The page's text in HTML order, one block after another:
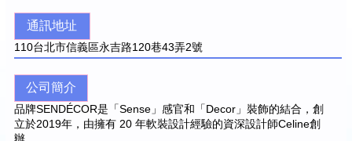
通訊地址
110台北市信義區永吉路120巷43弄2號
公司簡介
品牌SENDÉCOR是「Sense」感官和「Decor」裝飾的結合，創
立於2019年，由擁有 20 年軟裝設計經驗的資深設計師Celine創